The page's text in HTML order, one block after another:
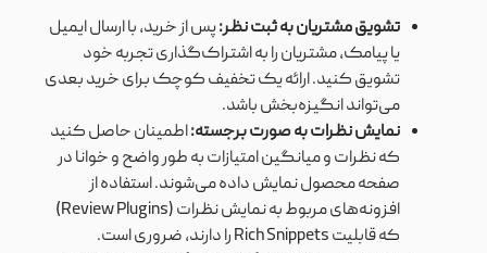
تشویق مشتریان به ثبت نظر:پس از خرید، با ارسال ایمیل
یا پیامک، مشتریان را به اشتراک‌گذاری تجربه خود
تشویق کنید. ارائه یک تخفیف کوچک برای خرید بعدی
می‌تواند انگیزه‌بخش باشد.
نمایش نظرات به صورت برجسته:اطمینان حاصل کنید
که نظرات و میانگین امتیازات به طور واضح و خوانا در
صفحه محصول نمایش داده می‌شوند. استفاده از
افزونه‌های مربوط به نمایش نظرات (Review Plugins)
که قابلیت Rich Snippets را دارند، ضروری است.